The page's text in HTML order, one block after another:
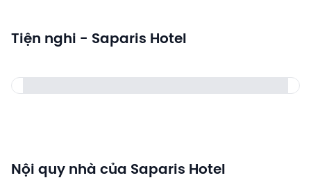
Tiện nghi - Saparis Hotel
Nội quy nhà của Saparis Hotel